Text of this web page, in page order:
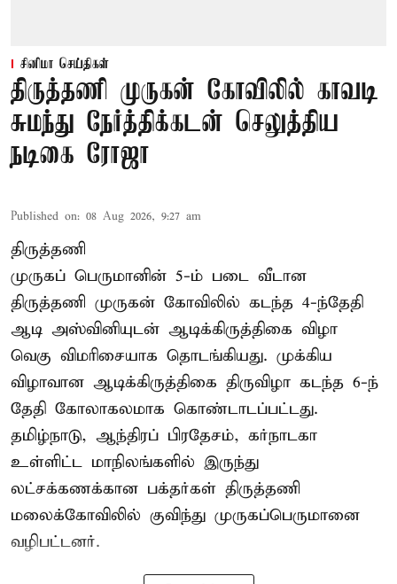
சினிமா செய்திகள்
திருத்தணி முருகன் கோவிலில் காவடி
சுமந்து நேர்த்திக்கடன் செலுத்திய
நடிகை ரோஜா
Published on: 08 Aug 2026, 9:27 am
திருத்தணி
முருகப் பெருமானின் 5-ம் படை வீடான
திருத்தணி முருகன் கோவிலில் கடந்த 4-ந்தேதி
ஆடி அஸ்வினியுடன் ஆடிக்கிருத்திகை விழா
வெகு விமரிசையாக தொடங்கியது. முக்கிய
விழாவான ஆடிக்கிருத்திகை திருவிழா கடந்த 6-ந்
தேதி கோலாகலமாக கொண்டாடப்பட்டது.
தமிழ்நாடு, ஆந்திரப் பிரதேசம், கர்நாடகா
உள்ளிட்ட மாநிலங்களில் இருந்து
லட்சக்கணக்கான பக்தர்கள் திருத்தணி
மலைக்கோவிலில் குவிந்து முருகப்பெருமானை
வழிபட்டனர்.